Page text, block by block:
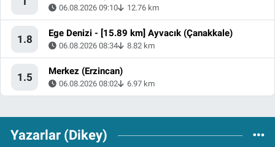
06.08.2026 09:10 12.76 km
1.8 Ege Denizi - [15.89 km] Ayvacık (Çanakkale)
06.08.2026 08:34 8.82 km
1.5 Merkez (Erzincan)
06.08.2026 08:02 6.97 km
Yazarlar (Dikey)